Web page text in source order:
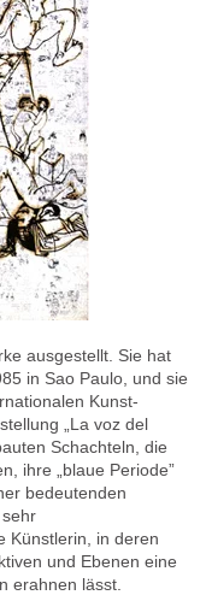
ausgestellt. Sie hat
in Sao Paulo, und sie
Kunst-
„La voz del
Schachteln, die
ihre „blaue Periode”
bedeutenden
Künstlerin, in deren
und Ebenen eine
erahnen lässt.